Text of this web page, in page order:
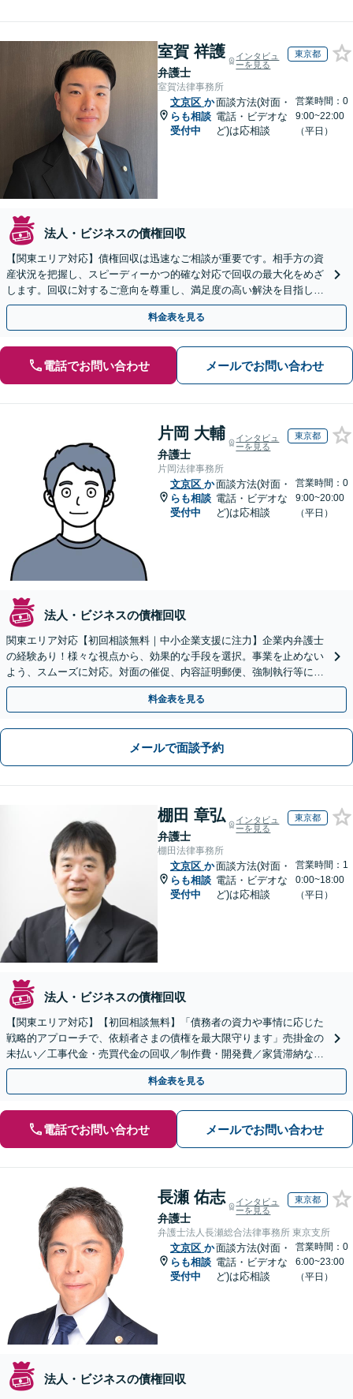
室賀 祥護
弁護士
インタビュ
ーを見る
東京都
室賀法律事務所
文京区 か
らも相談
受付中
面談方法(対面・
電話・ビデオな
ど)は応相談
営業時間：0
9:00~22:00
（平日）
法人・ビジネスの債権回収
【関東エリア対応】債権回収は迅速なご相談が重要です。相手方の資
産状況を把握し、スピーディーかつ的確な対応で回収の最大化をめざ
します。回収に対するご意向を尊重し、満足度の高い解決を目指しま
す【休日・夜間相談対応】
料金表を見る
電話でお問い合わせ メールでお問い合わせ
片岡 大輔
弁護士
インタビュ
ーを見る
東京都
片岡法律事務所
文京区 か
らも相談
受付中
面談方法(対面・
電話・ビデオな
ど)は応相談
営業時間：0
9:00~20:00
（平日）
法人・ビジネスの債権回収
関東エリア対応【初回相談無料｜中小企業支援に注力】企業内弁護士
の経験あり！様々な視点から、効果的な手段を選択。事業を止めない
よう、スムーズに対応。対面の催促、内容証明郵便、強制執行等に精
通。お困りの方はすぐにご相談を【オンライン面談◎】
料金表を見る
メールで面談予約
棚田 章弘
弁護士
インタビュ
ーを見る
東京都
棚田法律事務所
文京区 か
らも相談
受付中
面談方法(対面・
電話・ビデオな
ど)は応相談
営業時間：1
0:00~18:00
（平日）
法人・ビジネスの債権回収
【関東エリア対応】【初回相談無料】「債務者の資力や事情に応じた
戦略的アプローチで、依頼者さまの債権を最大限守ります」売掛金の
未払い／工事代金・売買代金の回収／制作費・開発費／家賃滞納な
ど、事業活動で発生するあらゆる債権回収に実績あり
料金表を見る
電話でお問い合わせ メールでお問い合わせ
長瀬 佑志
弁護士
インタビュ
ーを見る
東京都
弁護士法人長瀬総合法律事務所 東京支所
文京区 か
らも相談
受付中
面談方法(対面・
電話・ビデオな
ど)は応相談
営業時間：0
6:00~23:00
（平日）
法人・ビジネスの債権回収